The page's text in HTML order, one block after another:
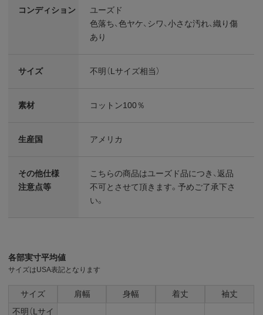
コンディション
ユーズド
色落ち、色ヤケ、シワ、小さな汚れ、織り傷
あり
サイズ 不明（Lサイズ相当）
素材 コットン100％
生産国 アメリカ
その他仕様
注意点等
こちらの商品はユーズド品につき、返品
不可とさせて頂きます。予めご了承下さ
い。
各部実寸平均値
サイズはUSA表記となります
サイズ 肩幅 身幅 着丈
袖丈
不明（Lサイ